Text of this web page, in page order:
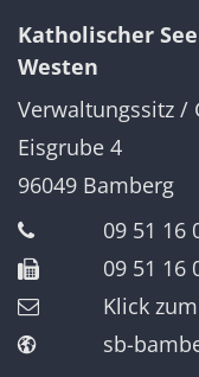
Katholischer
Westen
Verwaltungssitz /
Eisgrube 4
96049 Bamberg
09 51 16
09 51 16
Klick
sb-